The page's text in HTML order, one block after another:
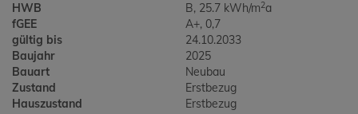
HWB
B, 25.7 kWh/m2a
fGEE
A+, 0,7
gültig bis
24.10.2033
Baujahr
2025
Bauart
Neubau
Zustand
Erstbezug
Hauszustand
Erstbezug